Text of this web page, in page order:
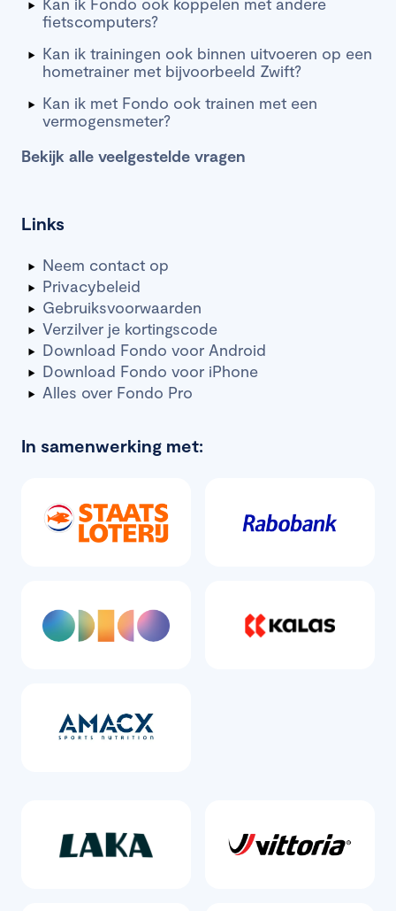
Links
Neem contact op
Privacybeleid
Gebruiksvoorwaarden
Verzilver je kortingscode
Download Fondo voor Android
Download Fondo voor iPhone
Alles over Fondo Pro
Kan ik Fondo ook koppelen met andere
fietscomputers?
Kan ik trainingen ook binnen uitvoeren op een
hometrainer met bijvoorbeeld Zwift?
Kan ik met Fondo ook trainen met een
vermogensmeter?
Bekijk alle veelgestelde vragen
In samenwerking met: